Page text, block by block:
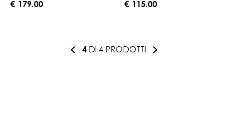
€ 179.00 € 115.00
4 DI 4 PRODOTTI